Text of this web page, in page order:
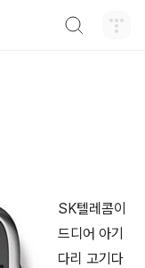
SK텔레콤이
드디어 아기
다리 고기다